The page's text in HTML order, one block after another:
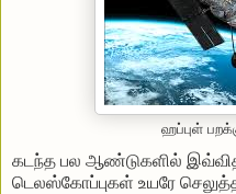
ஹப்புள்
கடந்த பல ஆண்டுகளில்
டெலஸ்கோப்புகள் உயரே